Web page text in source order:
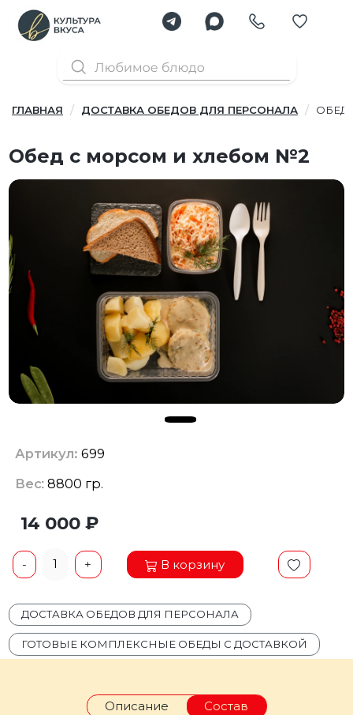
ГЛАВНАЯ ДОСТАВКА ОБЕДОВ ДЛЯ ПЕРСОНАЛА ОБЕД
Обед с морсом и хлебом №2
Артикул: 699
Вес: 8800 гр.
14 000 ₽
- 1 + В корзину
ДОСТАВКА ОБЕДОВ ДЛЯ ПЕРСОНАЛА
ГОТОВЫЕ КОМПЛЕКСНЫЕ ОБЕДЫ С ДОСТАВКОЙ
Описание Состав